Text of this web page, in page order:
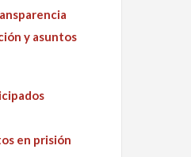
y asuntos
en prisión